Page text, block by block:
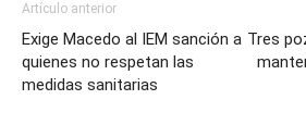
Artículo anterior
Exige Macedo al IEM sanción a
quienes no respetan las
medidas sanitarias
Tres